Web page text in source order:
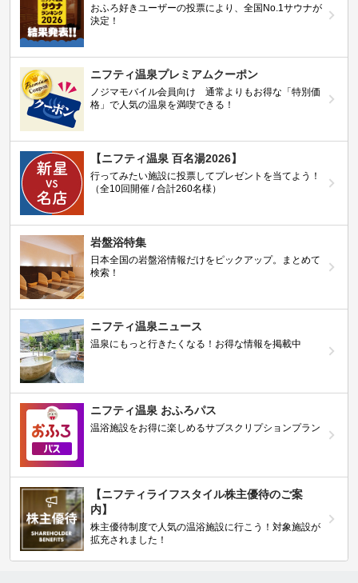
おふろ好きユーザーの投票により、全国No.1サウナが
決定！
ニフティ温泉プレミアムクーポン
ノジマモバイル会員向け 通常よりもお得な「特別価
格」で人気の温泉を満喫できる！
【ニフティ温泉 百名湯2026】
行ってみたい施設に投票してプレゼントを当てよう！
（全10回開催 / 合計260名様）
岩盤浴特集
日本全国の岩盤浴情報だけをピックアップ。まとめて
検索！
ニフティ温泉ニュース
温泉にもっと行きたくなる！お得な情報を掲載中
ニフティ温泉 おふろパス
温浴施設をお得に楽しめるサブスクリプションプラン
【ニフティライフスタイル株主優待のご案
内】
株主優待制度で人気の温浴施設に行こう！対象施設が
拡充されました！